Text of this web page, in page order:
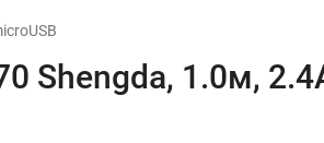
Shengda, 1.0м,